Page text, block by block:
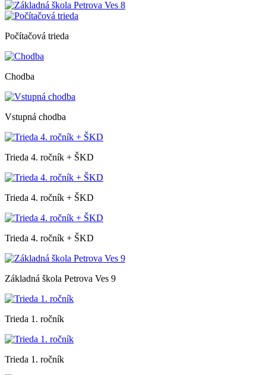
Počítačová trieda
Chodba
Vstupná chodba
Trieda 4. ročník + ŠKD
Trieda 4. ročník + ŠKD
Trieda 4. ročník + ŠKD
Základná škola Petrova Ves 9
Trieda 1. ročník
Trieda 1. ročník